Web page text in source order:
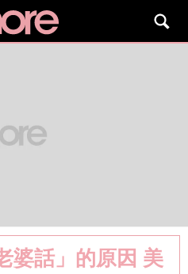
婆話」的原因 美